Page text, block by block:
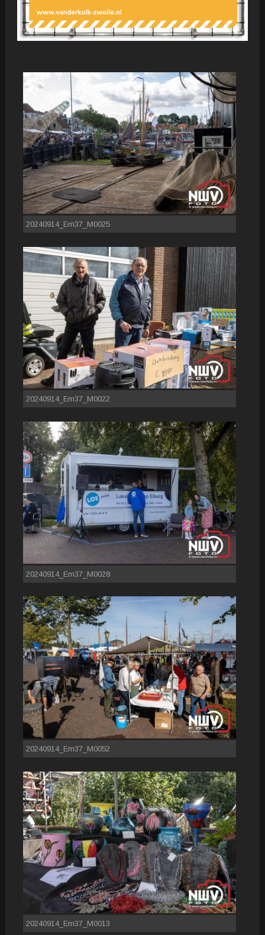
20240914_Em37_M0025
20240914_Em37_M0022
20240914_Em37_M0028
20240914_Em37_M0052
20240914_Em37_M0013